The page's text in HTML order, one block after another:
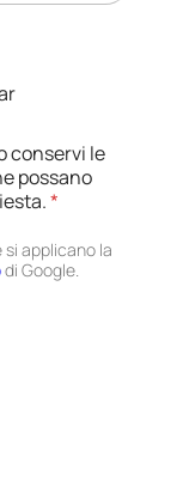
conservi le
possano
*
si applicano la
di Google.